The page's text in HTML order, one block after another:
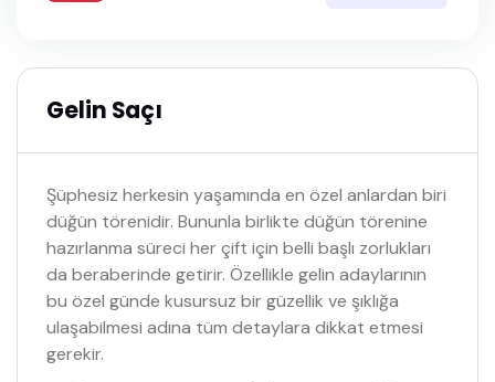
Gelin Saçı
Şüphesiz herkesin yaşamında en özel anlardan biri
düğün törenidir. Bununla birlikte düğün törenine
hazırlanma süreci her çift için belli başlı zorlukları
da beraberinde getirir. Özellikle gelin adaylarının
bu özel günde kusursuz bir güzellik ve şıklığa
ulaşabilmesi adına tüm detaylara dikkat etmesi
gerekir.